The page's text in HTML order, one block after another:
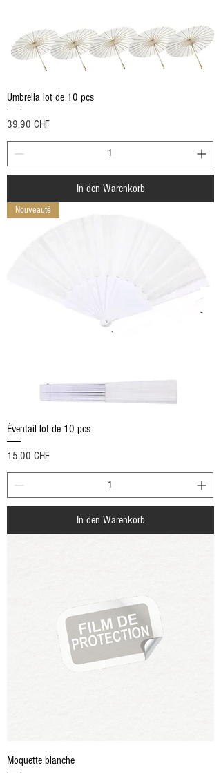
Umbrella lot de 10 pcs
Preis
39,90 CHF
In den Warenkorb
Nouveauté
Éventail lot de 10 pcs
Preis
15,00 CHF
In den Warenkorb
Moquette blanche